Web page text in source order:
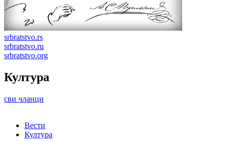
srbratstvo.rs
srbratstvo.ru
srbratstvo.org
Култура
сви чланци
Вести
Култура